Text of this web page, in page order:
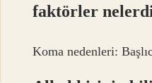
faktörler
Koma nedenleri: